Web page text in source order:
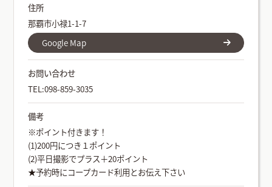
住所
那覇市小禄1-1-7
Google Map
お問い合わせ
TEL:098-859-3035
備考
※ポイント付きます！
(1)200円につき１ポイント
(2)平日撮影でプラス＋20ポイント
★予約時にコープカード利用とお伝え下さい